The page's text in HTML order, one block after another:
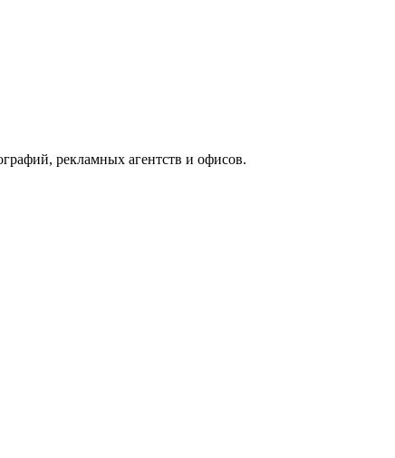
рекламных агентств и офисов.